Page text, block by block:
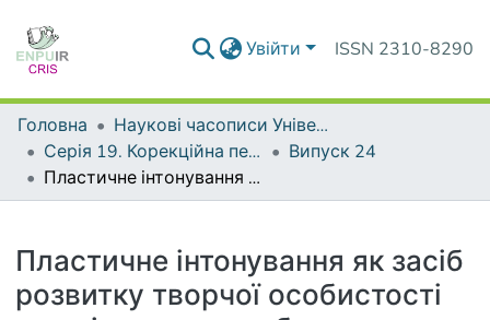
Увійти ISSN 2310-8290
Головна
Наукові часописи Університету
Серія 19. Корекційна педагогіка та спеціальна психологія
Випуск 24
Пластичне інтонування як засіб розвитку творчої особистості дошкільника з глибокими порушеннями зору
Пластичне інтонування як засіб
розвитку творчої особистості